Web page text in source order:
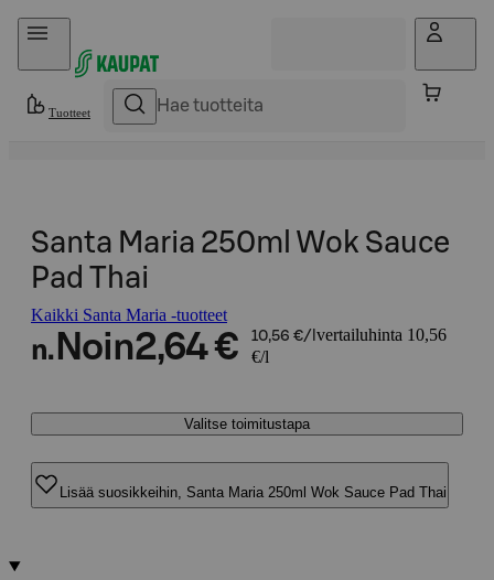
Hyppää sisältöön
Tuotteet
Santa Maria 250ml Wok Sauce
Pad Thai
Kaikki Santa Maria -tuotteet
n. Noin2,64 € 10,56 €/l vertailuhinta 10,56
€/l
Valitse toimitustapa
Lisää suosikkeihin, Santa Maria 250ml Wok Sauce Pad Thai